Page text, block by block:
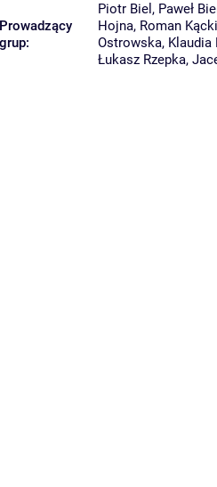
Prowadzący
grup:
Piotr Biel , Paweł
Hojna, Roman Kącki
Ostrowska, Klaudia
Łukasz Rzepka,